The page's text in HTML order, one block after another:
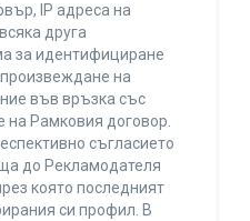
IP адреса на
друга
за идентифициране
на
във връзка със
на Рамковия договор.
съгласието
до Рекламодателя
която последният
си профил. В